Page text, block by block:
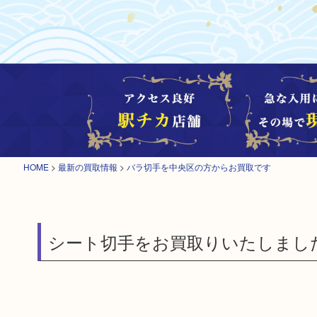
HOME > 最新の買取情報 > バラ切手を中央区の方からお買取です
シート切手をお買取りいたしまし